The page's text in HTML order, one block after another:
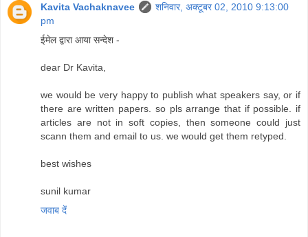
Kavita Vachaknavee
शनिवार, अक्टूबर 02, 2010 9:13:00
pm
ईमेल द्वारा आया सन्देश -
dear Dr Kavita,
we would be very happy to publish what speakers say, or if
there are written papers. so pls arrange that if possible. if
articles are not in soft copies, then someone could just
scann them and email to us. we would get them retyped.
best wishes
sunil kumar
जवाब दें